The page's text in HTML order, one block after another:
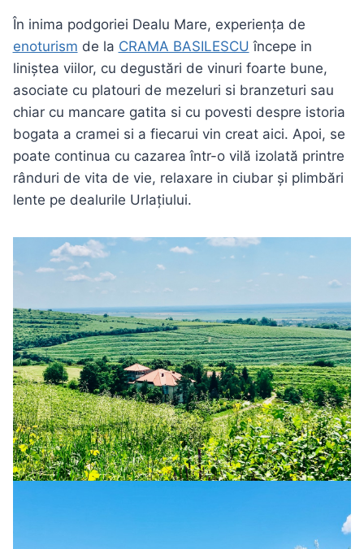
În inima podgoriei Dealu Mare, experiența de
enoturism de la CRAMA BASILESCU începe in
liniștea viilor, cu degustări de vinuri foarte bune,
asociate cu platouri de mezeluri si branzeturi sau
chiar cu mancare gatita si cu povesti despre istoria
bogata a cramei si a fiecarui vin creat aici. Apoi, se
poate continua cu cazarea într-o vilă izolată printre
rânduri de vita de vie, relaxare in ciubar și plimbări
lente pe dealurile Urlațiului.